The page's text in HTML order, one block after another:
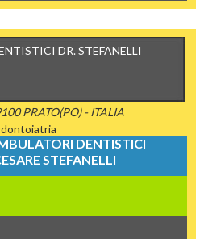
DR. STEFANELLI
PRATO(PO) - ITALIA
DENTISTICI
STEFANELLI